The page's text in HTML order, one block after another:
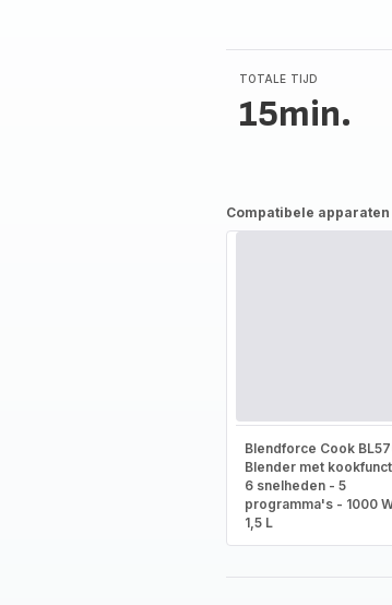
TOTALE TIJD
15min.
Compatibele apparaten
Blendforce Cook
Blender met
6 snelheden - 5
programma's - 1000
1,5 L